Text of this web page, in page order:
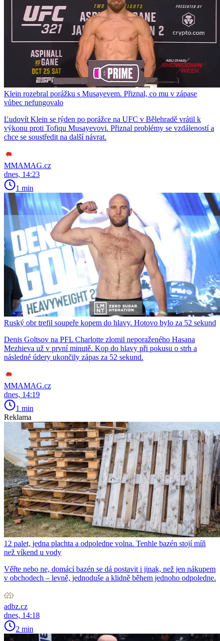
Klein rozebral porážku s Musayevem. Přiznal, co mu v zápase
vůbec nefungovalo
Ľudovít Klein se týden po porážce na UFC v Bělehradě vrátil k
výkonu proti Tofiqu Musayevovi. Přiznal problémy se vzdáleností a
chce se soustředit na další návrat.
MMAMAG.cz
dnes, 14:23
1 min
Ruský obr trefil soupeře kopem do hlavy. Hotovo bylo za 52 sekund
Denis Goltsov na PFL Charlotte zlomil neporaženého Hasana
Mezhieva už v první minutě. Kop do hlavy při pokusu o strh a
následné údery ukončily zápas za 52 sekund.
MMAMAG.cz
dnes, 14:19
1 min
Reklama
12 palet, jedna plachta a odpoledne volna. Tenhle bazén stojí míň
než víkend u vody
Věřte nebo ne, domácí bazén se dá postavit i jinak, než jen nákupem
v obchodech – levně, jednoduše a klidně během jednoho odpoledne.
adbz.cz
dnes, 14:18
2 min